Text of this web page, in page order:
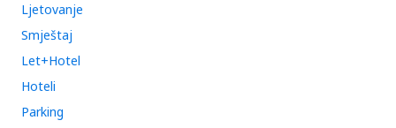
Ljetovanje
Smještaj
Let+Hotel
Hoteli
Parking